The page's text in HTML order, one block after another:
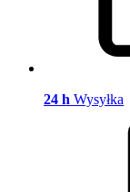
24 h Wysyłka